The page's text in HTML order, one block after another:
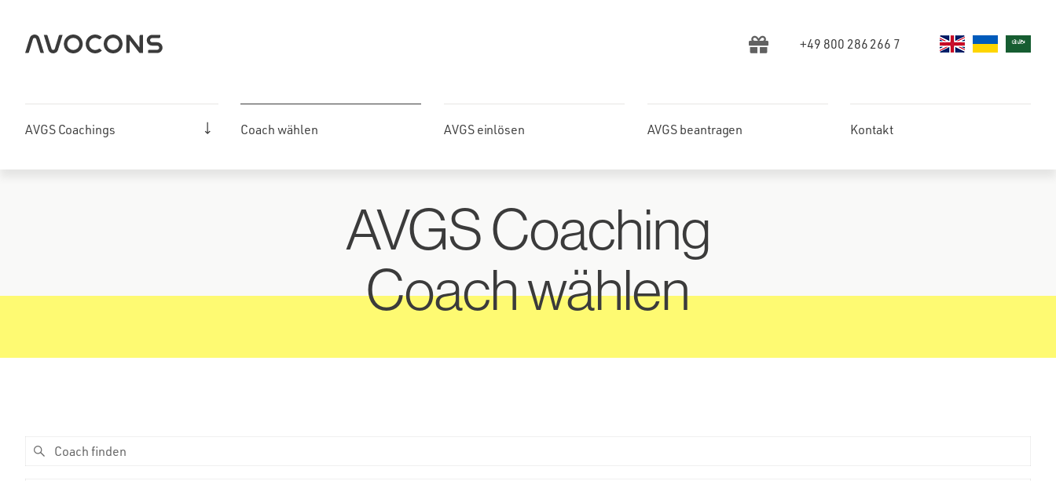
springen
+49 800 286 266 7
AVGS Coachings Coach wählen AVGS einlösen AVGS beantragen Kontakt
AVGS Coaching
Coach wählen